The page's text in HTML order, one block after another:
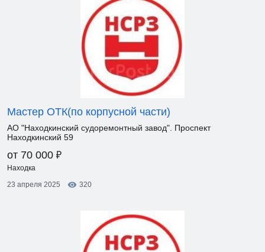
Мастер ОТК(по корпусной части)
АО "Находкинский судоремонтный завод". Проспект
Находкинский 59
от 70 000 ₽
Находка
23 апреля 2025
320